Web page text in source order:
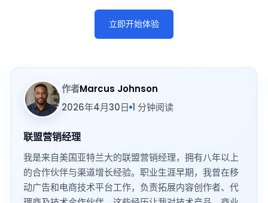
立即开始体验
作者Marcus Johnson
2026年4月30日 1 分钟阅读
联盟营销经理
我是来自美国亚特兰大的联盟营销经理，拥有八年以上
的合作伙伴与渠道增长经验。职业生涯早期，我曾在移
动广告和电商技术平台工作，负责拓展内容创作者、代